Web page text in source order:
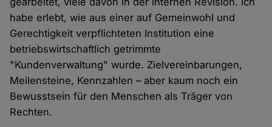
habe erlebt, wie aus einer auf Gemeinwohl und
Gerechtigkeit verpflichteten Institution eine
betriebswirtschaftlich getrimmte
"Kundenverwaltung" wurde. Zielvereinbarungen,
Meilensteine, Kennzahlen – aber kaum noch ein
Bewusstsein für den Menschen als Träger von
Rechten.